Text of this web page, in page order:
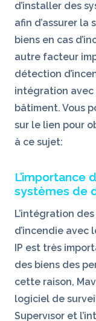
d’installer des
afin d’assurer la
biens en cas
autre facteur
détection
intégration avec
bâtiment. Vous
sur le lien pour
à ce sujet:
L’importance
systèmes de
L’intégration
d’incendie avec
IP est très
des biens des
cette raison,
logiciel de
Supervısor et